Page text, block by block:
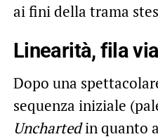
ai fini della trama
Linearità, fila
Dopo una
sequenza iniziale
Unchartedin quanto